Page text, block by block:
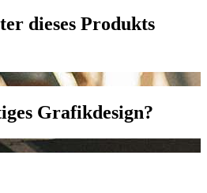
dieses Produkts
Grafikdesign?